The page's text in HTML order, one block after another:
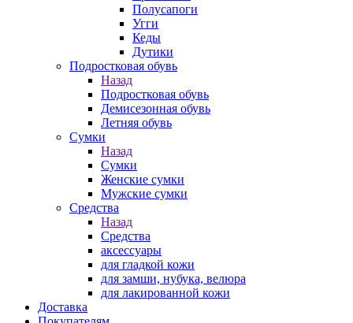
Полусапоги
Угги
Кеды
Дутики
Подростковая обувь
Назад
Подростковая обувь
Демисезонная обувь
Летняя обувь
Сумки
Назад
Сумки
Женские сумки
Мужские сумки
Средства
Назад
Средства
аксессуары
для гладкой кожи
для замши, нубука, велюра
для лакированной кожи
Доставка